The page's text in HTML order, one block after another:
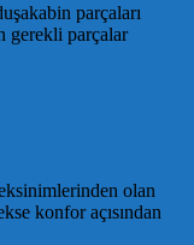
parçaları
gerekli parçalar
olan
konfor açısından